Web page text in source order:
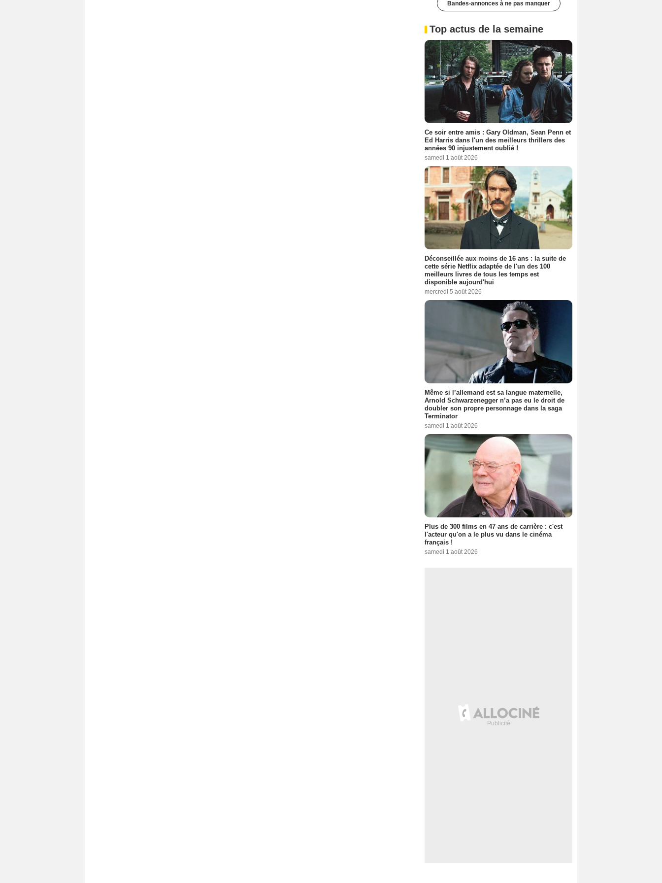
Bandes-annonces à ne pas manquer
Top actus de la semaine
Ce soir entre amis : Gary Oldman, Sean Penn et
Ed Harris dans l'un des meilleurs thrillers des
années 90 injustement oublié !
samedi 1 août 2026
Déconseillée aux moins de 16 ans : la suite de
cette série Netflix adaptée de l'un des 100
meilleurs livres de tous les temps est
disponible aujourd'hui
mercredi 5 août 2026
Même si l’allemand est sa langue maternelle,
Arnold Schwarzenegger n’a pas eu le droit de
doubler son propre personnage dans la saga
Terminator
samedi 1 août 2026
Plus de 300 films en 47 ans de carrière : c'est
l'acteur qu'on a le plus vu dans le cinéma
français !
samedi 1 août 2026